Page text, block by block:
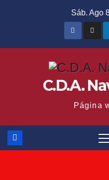
Sáb. Ago
C.D.A.
Página